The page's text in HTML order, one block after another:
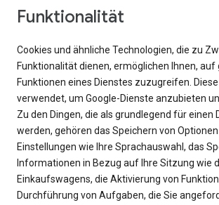
Funktionalität
Cookies und ähnliche Technologien, die zu
Funktionalität dienen, ermöglichen Ihnen, auf
Funktionen eines Dienstes zuzugreifen.
verwendet, um Google-Dienste anzubieten
Zu den Dingen, die als grundlegend für einen
werden, gehören das Speichern von Optionen
Einstellungen wie Ihre Sprachauswahl, das
Informationen in Bezug auf Ihre Sitzung wie
Einkaufswagens, die Aktivierung von
Durchführung von Aufgaben, die Sie